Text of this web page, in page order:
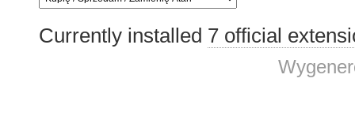
Currently installed 7 official